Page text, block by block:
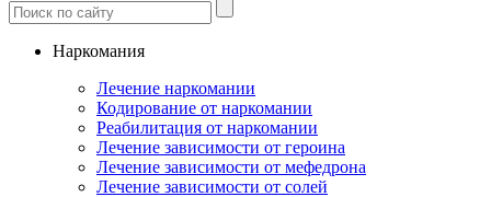
Наркомания
Лечение наркомании
Кодирование от наркомании
Реабилитация от наркомании
Лечение зависимости от героина
Лечение зависимости от мефедрона
Лечение зависимости от солей